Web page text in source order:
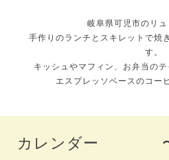
岐阜県可児市のリュ
手作りのランチとスキレットで焼
す。
キッシュやマフィン、お弁当のテ
エスプレッソベースのコー
カレンダー 〜